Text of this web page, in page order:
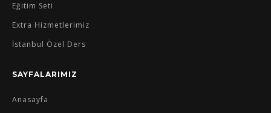
Eğitim Seti
Extra Hizmetlerimiz
İstanbul Özel Ders
SAYFALARIMIZ
Anasayfa